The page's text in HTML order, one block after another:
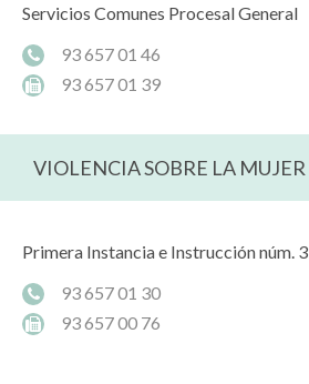
Servicios Comunes Procesal General
93 657 01 46
93 657 01 39
VIOLENCIA SOBRE LA MUJER
Primera Instancia e Instrucción núm. 3
93 657 01 30
93 657 00 76